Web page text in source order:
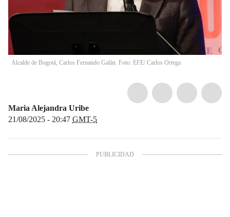
Alcalde de Bogotá, Carlos Fernando Galán. Foto: EFE/ Carlos Ortega
Maria Alejandra Uribe
21/08/2025 - 20:47 GMT-5